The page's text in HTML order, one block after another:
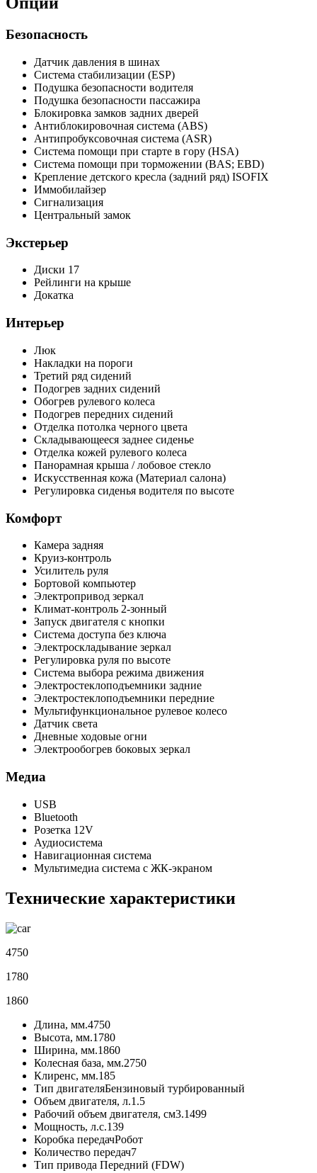
Безопасность
Датчик давления в шинах
Система стабилизации (ESP)
Подушка безопасности водителя
Подушка безопасности пассажира
Блокировка замков задних дверей
Антиблокировочная система (ABS)
Антипробуксовочная система (ASR)
Система помощи при старте в гору (HSA)
Система помощи при торможении (BAS; EBD)
Крепление детского кресла (задний ряд) ISOFIX
Иммобилайзер
Сигнализация
Центральный замок
Экстерьер
Диски 17
Рейлинги на крыше
Докатка
Интерьер
Люк
Накладки на пороги
Третий ряд сидений
Подогрев задних сидений
Обогрев рулевого колеса
Подогрев передних сидений
Отделка потолка черного цвета
Складывающееся заднее сиденье
Отделка кожей рулевого колеса
Панорамная крыша / лобовое стекло
Искусственная кожа (Материал салона)
Регулировка сиденья водителя по высоте
Комфорт
Камера задняя
Круиз-контроль
Усилитель руля
Бортовой компьютер
Электропривод зеркал
Климат-контроль 2-зонный
Запуск двигателя с кнопки
Система доступа без ключа
Электроскладывание зеркал
Регулировка руля по высоте
Система выбора режима движения
Электростеклоподъемники задние
Электростеклоподъемники передние
Мультифункциональное рулевое колесо
Датчик света
Дневные ходовые огни
Электрообогрев боковых зеркал
Медиа
USB
Bluetooth
Розетка 12V
Аудиосистема
Навигационная система
Мультимедиа система с ЖК-экраном
Технические характеристики
4750
1780
1860
Длина, мм.4750
Высота, мм.1780
Ширина, мм.1860
Колесная база, мм.2750
Клиренс, мм.185
Тип двигателяБензиновый турбированный
Объем двигателя, л.1.5
Рабочий объем двигателя, см3.1499
Мощность, л.с.139
Коробка передачРобот
Количество передач7
Тип привода Передний (FDW)